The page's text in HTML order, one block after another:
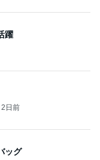
躍
2日前
ッグ